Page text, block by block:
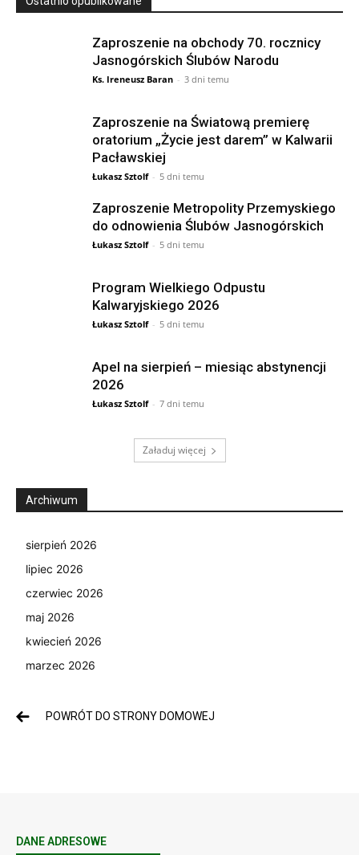
Zaproszenie na obchody 70. rocznicy
Jasnogórskich Ślubów Narodu
Ks. Ireneusz Baran - 3 dni temu
Zaproszenie na Światową premierę
oratorium „Życie jest darem” w Kalwarii
Pacławskiej
Łukasz Sztolf - 5 dni temu
Zaproszenie Metropolity Przemyskiego
do odnowienia Ślubów Jasnogórskich
Łukasz Sztolf - 5 dni temu
Program Wielkiego Odpustu
Kalwaryjskiego 2026
Łukasz Sztolf - 5 dni temu
Apel na sierpień – miesiąc abstynencji
2026
Łukasz Sztolf - 7 dni temu
Załaduj więcej
Archiwum
sierpień 2026
lipiec 2026
czerwiec 2026
maj 2026
kwiecień 2026
marzec 2026
POWRÓT DO STRONY DOMOWEJ
DANE ADRESOWE